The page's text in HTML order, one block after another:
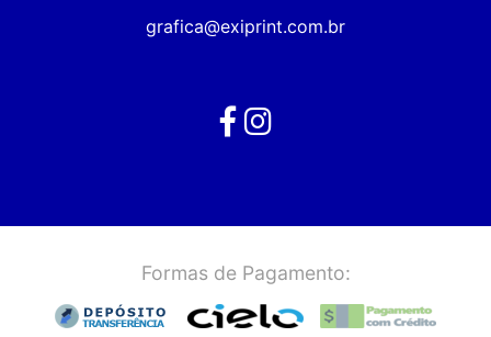
grafica@exiprint.com.br
Formas de Pagamento: